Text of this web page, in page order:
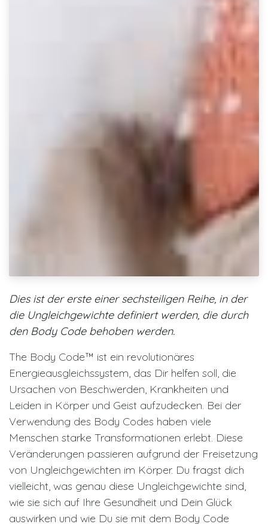
Dies ist der erste einer sechsteiligen Reihe, in der
die Ungleichgewichte definiert werden, die durch
den Body Code behoben werden.
The Body Code™ ist ein revolutionäres
Energieausgleichssystem, das Dir helfen soll, die
Ursachen von Beschwerden, Krankheiten und
Leiden in Körper und Geist aufzudecken. Bei der
Verwendung des Body Codes haben viele
Menschen starke Transformationen erlebt. Diese
Veränderungen passieren aufgrund der Freisetzung
von Ungleichgewichten im Körper. Du fragst dich
vielleicht, was genau diese Ungleichgewichte sind,
wie sie sich auf Ihre Gesundheit und Dein Glück
auswirken und wie Du sie mit dem Body Code